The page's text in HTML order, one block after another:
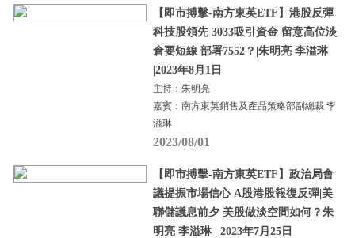
【即市搏擊-南方東英ETF】港股反彈
科技股領先 3033吸引資金 留意高位淡
倉要短線 部署7552？|朱明亮 李溢琳
|2023年8月1日
主持：朱明亮
嘉賓：南方東英銷售及產品策略部副總裁 李
溢琳
2023/08/01
【即市搏擊-南方東英ETF】政治局會
議提振市場信心 A股港股報復反彈|美
聯儲議息前夕 美股做淡空間如何？朱
明亮 李溢琳 | 2023年7月25日